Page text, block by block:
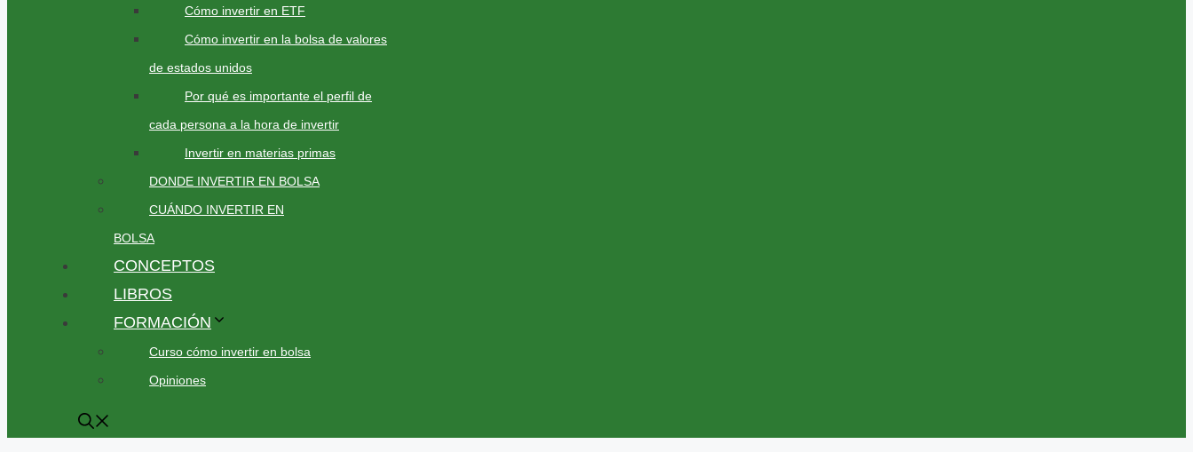
Cómo invertir en ETF
Cómo invertir en la bolsa de valores
de estados unidos
Por qué es importante el perfil de
cada persona a la hora de invertir
Invertir en materias primas
DONDE INVERTIR EN BOLSA
CUÁNDO INVERTIR EN
BOLSA
CONCEPTOS
LIBROS
FORMACIÓN
Curso cómo invertir en bolsa
Opiniones